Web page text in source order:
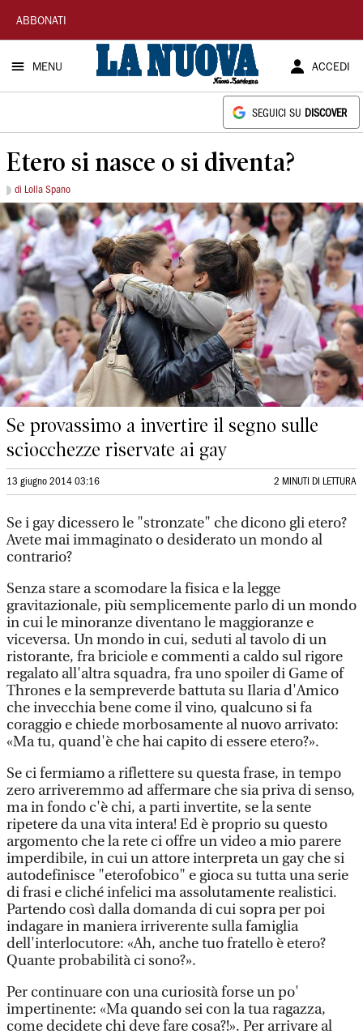
La
Nuova
Sardegna
ABBONATI
MENU ACCEDI
SEGUICI SU DISCOVER
Etero si nasce o si diventa?
di Lolla Spano
Se provassimo a invertire il segno sulle
sciocchezze riservate ai gay
13 giugno 2014 03:16 2 MINUTI DI LETTURA
Se i gay dicessero le "stronzate" che dicono gli etero?
Avete mai immaginato o desiderato un mondo al
contrario?
Senza stare a scomodare la fisica e la legge
gravitazionale, più semplicemente parlo di un mondo
in cui le minoranze diventano le maggioranze e
viceversa. Un mondo in cui, seduti al tavolo di un
ristorante, fra briciole e commenti a caldo sul rigore
regalato all'altra squadra, fra uno spoiler di Game of
Thrones e la sempreverde battuta su Ilaria d'Amico
che invecchia bene come il vino, qualcuno si fa
coraggio e chiede morbosamente al nuovo arrivato:
«Ma tu, quand'è che hai capito di essere etero?».
Se ci fermiamo a riflettere su questa frase, in tempo
zero arriveremmo ad affermare che sia priva di senso,
ma in fondo c'è chi, a parti invertite, se la sente
ripetere da una vita intera! Ed è proprio su questo
argomento che la rete ci offre un video a mio parere
imperdibile, in cui un attore interpreta un gay che si
autodefinisce "eterofobico" e gioca su tutta una serie
di frasi e cliché infelici ma assolutamente realistici.
Partendo così dalla domanda di cui sopra per poi
indagare in maniera irriverente sulla famiglia
dell'interlocutore: «Ah, anche tuo fratello è etero?
Quante probabilità ci sono?».
Per continuare con una curiosità forse un po'
impertinente: «Ma quando sei con la tua ragazza,
come decidete chi deve fare cosa?!». Per arrivare al